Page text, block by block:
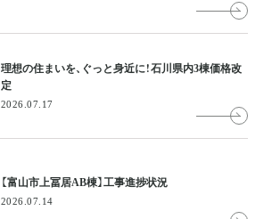
理想の住まいを、ぐっと身近に！石川県内3棟価格改
定
2026.07.17
【富山市上冨居AB棟】工事進捗状況
2026.07.14